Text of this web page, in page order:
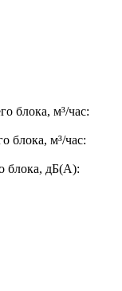
блока, м³/час:
блока, м³/час:
блока, дБ(А):